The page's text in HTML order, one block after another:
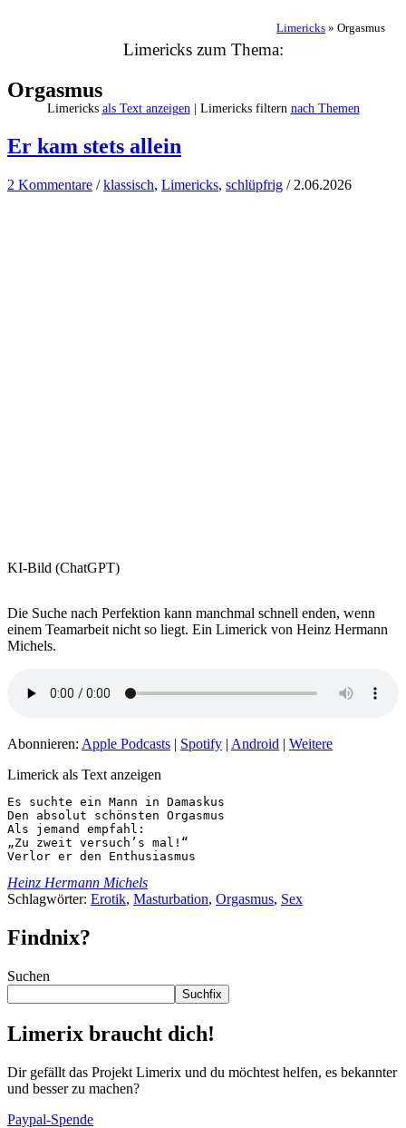
Limericks » Orgasmus
Limericks zum Thema:
Orgasmus
Limericks als Text anzeigen| Limericks filtern nach Themen
Er kam stets allein
2 Kommentare /klassisch, Limericks, schlüpfrig / 2.06.2026
KI-Bild (ChatGPT)
Die Suche nach Perfektion kann manchmal schnell enden, wenn
einem Teamarbeit nicht so liegt. Ein Limerick von Heinz Hermann
Michels.
Abonnieren: Apple Podcasts | Spotify | Android | Weitere
Limerick als Text anzeigen
Es suchte ein Mann in Damaskus
Den absolut schönsten Orgasmus
Als jemand empfahl:
„Zu zweit versuch’s mal!“
Verlor er den Enthusiasmus
Heinz Hermann Michels
Schlagwörter: Erotik, Masturbation, Orgasmus, Sex
Findnix?
Suchen
Suchfix
Limerix braucht dich!
Dir gefällt das Projekt Limerix und du möchtest helfen, es bekannter
und besser zu machen?
Paypal-Spende